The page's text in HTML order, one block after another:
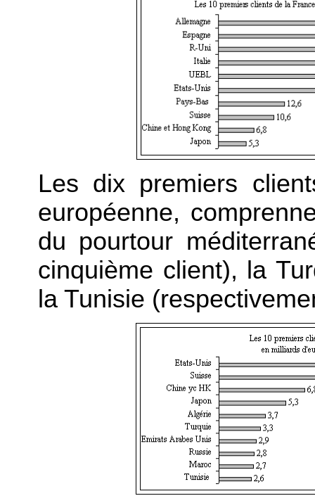
Les dix premiers
européenne,
du pourtour
cinquième client), la
la Tunisie